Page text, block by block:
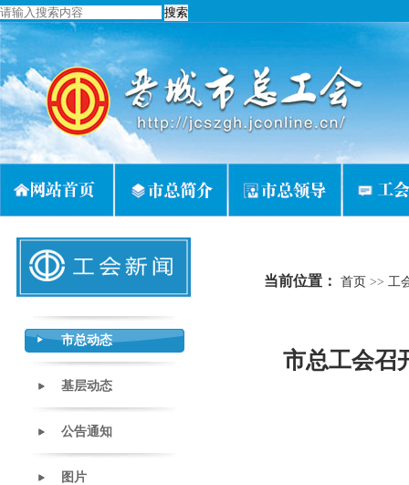
市总动态
基层动态
公告通知
图片
当前位置： 首页 >> 工
市总工会召